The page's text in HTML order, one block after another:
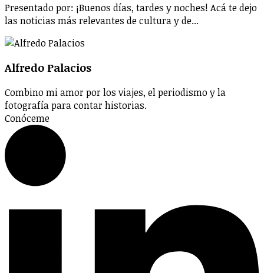
Presentado por: ¡Buenos días, tardes y noches! Acá te dejo
las noticias más relevantes de cultura y de...
Alfredo Palacios
Combino mi amor por los viajes, el periodismo y la
fotografía para contar historias.
Conóceme